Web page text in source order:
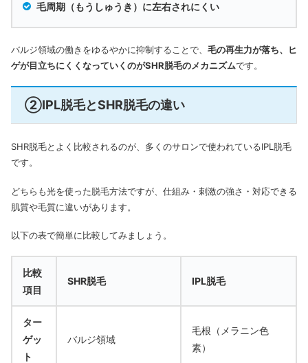
毛周期（もうしゅうき）に左右されにくい
バルジ領域の働きをゆるやかに抑制することで、 毛の再生力が落ち、ヒ
ゲが目立ちにくくなっていくのがSHR脱毛のメカニズムです。
②IPL脱毛とSHR脱毛の違い
SHR脱毛とよく比較されるのが、多くのサロンで使われているIPL脱毛
です。
どちらも光を使った脱毛方法ですが、仕組み・刺激の強さ・対応できる
肌質や毛質に違いがあります。
以下の表で簡単に比較してみましょう。
比較
項目
SHR脱毛 IPL脱毛
ター
ゲッ
ト
バルジ領域
毛根（メラニン色
素）